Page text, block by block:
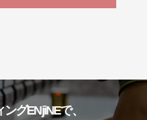
グENjiNEで、